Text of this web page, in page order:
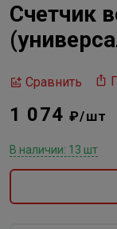
Счетчик
Сравнить
1 074₽/шт
В наличии: 13 шт